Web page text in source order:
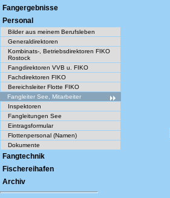
Fangergebnisse
Personal
Bilder aus meinem Berufsleben
Generaldirektoren
Kombinats-, Betriebsdirektoren FIKO
Rostock
Fangdirektoren VVB u. FIKO
Fachdirektoren FIKO
Bereichsleiter Flotte FIKO
Fangleiter See, Mitarbeiter
Inspektoren
Fangleitungen See
Eintragsformular
Flottenpersonal (Namen)
Dokumente
Fangtechnik
Fischereihafen
Archiv